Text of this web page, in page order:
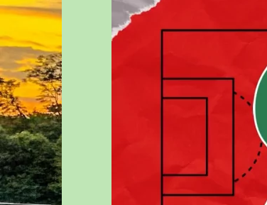
BII – JUNIOREN – U16
CI – JUNIOREN – U15
CII – JUNIOREN – U14
DI – JUNIOREN – U13
DII – JUNIOREN – U12